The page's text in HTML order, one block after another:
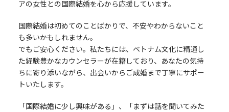
アの女性との国際結婚を心から応援しています。
国際結婚は初めてのことばかりで、不安やわからないこと
も多いかもしれません。
でもご安心ください。私たちには、ベトナム文化に精通し
た経験豊かなカウンセラーが在籍しており、あなたの気持
ちに寄り添いながら、出会いからご成婚まで丁寧にサポー
トいたします。
「国際結婚に少し興味がある」、「まずは話を聞いてみた